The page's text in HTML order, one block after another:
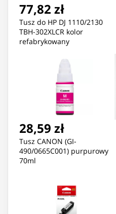
77,82 zł
Tusz do HP DJ 1110/2130
TBH-302XLCR kolor
refabrykowany
28,59 zł
Tusz CANON (GI-
490/0665C001) purpurowy
70ml